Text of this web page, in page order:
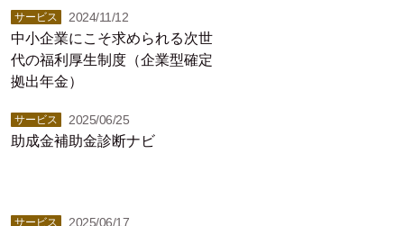
サービス 2024/11/12
中小企業にこそ求められる次世
代の福利厚生制度（企業型確定
拠出年金）
サービス 2025/06/25
助成金補助金診断ナビ
サービス 2025/06/17